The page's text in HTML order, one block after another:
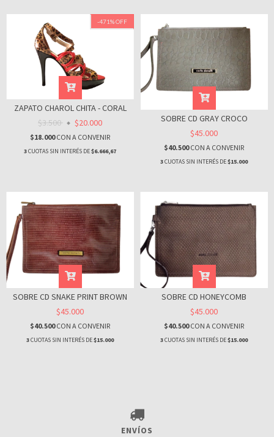
-471%OFF
ZAPATO CHAROL CHITA - CORAL
$3.500
$20.000
$18.000CON A CONVENIR
3CUOTAS SIN INTERÉS DE$6.666,67
SOBRE CD GRAY CROCO
$45.000
$40.500CON A CONVENIR
3CUOTAS SIN INTERÉS DE$15.000
SOBRE CD SNAKE PRINT BROWN
$45.000
$40.500CON A CONVENIR
3CUOTAS SIN INTERÉS DE$15.000
SOBRE CD HONEYCOMB
$45.000
$40.500CON A CONVENIR
3CUOTAS SIN INTERÉS DE$15.000
ENVÍOS